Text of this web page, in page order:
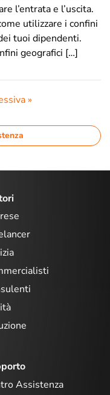
l’entrata e l’uscita.
utilizzare i confini
tuoi dipendenti.
geografici […]
»
Assistenza